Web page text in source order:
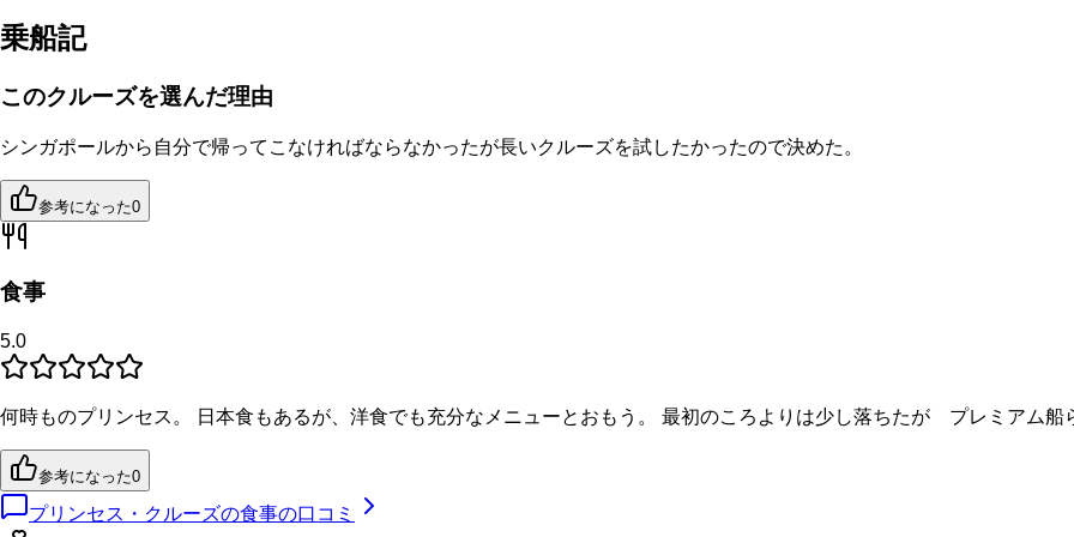
乗船記
このクルーズを選んだ理由
シンガポールから自分で帰ってこなければならなかったが長いクルーズを試したかったので決めた。
参考になった0
食事
5.0
何時ものプリンセス。 日本食もあるが、洋食でも充分なメニューとおもう。 最初のころよりは少し落ちたが プレミアム船
参考になった0
プリンセス・クルーズの食事の口コミ